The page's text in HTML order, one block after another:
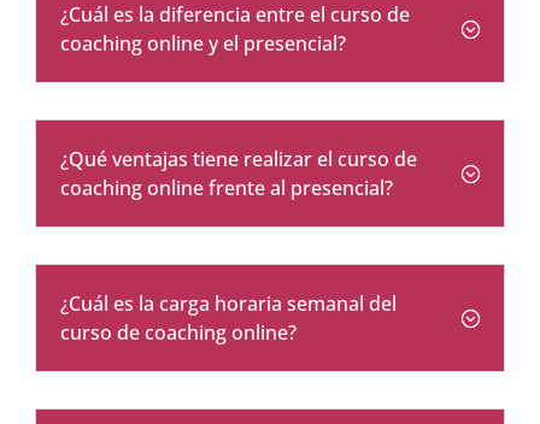
¿Cuál es la diferencia entre el curso de
coaching online y el presencial?
¿Qué ventajas tiene realizar el curso de
coaching online frente al presencial?
¿Cuál es la carga horaria semanal del
curso de coaching online?